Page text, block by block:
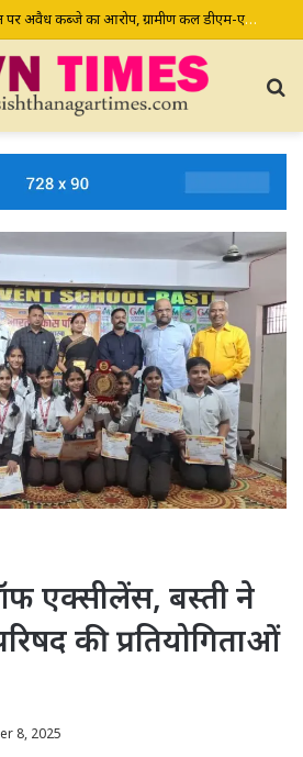
भदेश्वरनाथ मंदिर की जमीन पर अवैध कब्जे का आरोप, ग्रामीण कल डीएम-एसपी से करेंगे शिकायत
एक्सीलेंस, बस्ती ने
की प्रतियोगिताओं
8, 2025